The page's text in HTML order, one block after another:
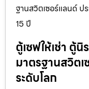
ฐานสวิตเซอร์แลนด์
15 ปี
ตู้เซฟให้เช่า ตู้
มาตรฐานสวิต
ระดับโลก